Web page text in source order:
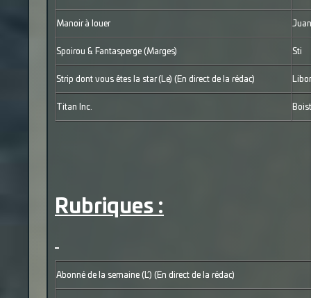
Manoir à louer
Spoirou & Fantasperge (Marges) Sti
Strip dont vous êtes la star (Le) (En direct de la rédac)
Titan Inc.
Rubriques :
Abonné de la semaine (L’) (En direct de la rédac)